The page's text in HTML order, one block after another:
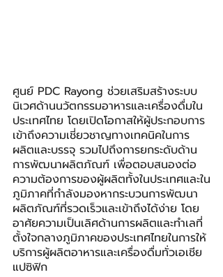
ศูนย์ PDC Rayong ช่วยเสริมสร้างระบบ
นิเวศด้านนวัตกรรมอาหารและเครื่องดื่มใน
ประเทศไทย โดยเปิดโอกาสให้ผู้ประกอบการ
เข้าถึงความเชี่ยวชาญทางเทคนิคในการ
ผลิตและบรรจุ รวมไปถึงการยกระดับด้าน
การพัฒนาผลิตภัณฑ์ เพื่อตอบสนองต่อ
ความต้องการของผู้ผลิตทั้งในประเทศและใน
ภูมิภาคที่กำลังมองหากระบวนการพัฒนา
ผลิตภัณฑ์ที่รวดเร็วและเข้าถึงได้ง่าย โดย
อาศัยความเป็นเลิศด้านการผลิตและทำเลที่
ตั้งใจกลางภูมิภาคของประเทศไทยในการให้
บริการผู้ผลิตอาหารและเครื่องดื่มทั่วเอเชีย
แปซิฟิก